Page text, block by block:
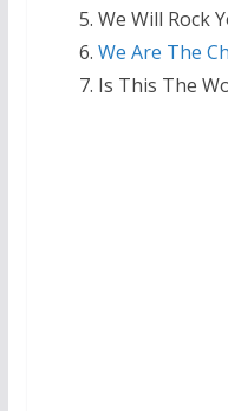
We Will Rock
We Are The
Is This The